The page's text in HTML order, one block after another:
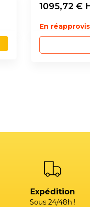
1095,72 €
En
Expédition
Sous 24/48h !